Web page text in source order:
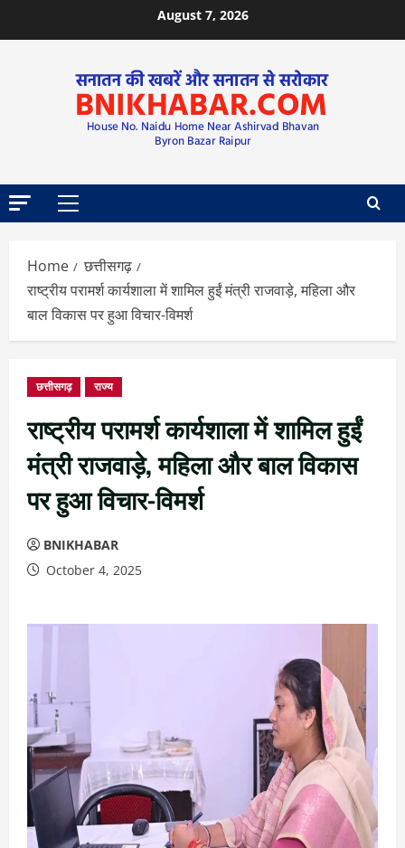
August 7, 2026
Home
छत्तीसगढ़
राष्ट्रीय परामर्श कार्यशाला में शामिल हुईं मंत्री राजवाड़े, महिला और
बाल विकास पर हुआ विचार-विमर्श
छत्तीसगढ़ राज्य
राष्ट्रीय परामर्श कार्यशाला में शामिल हुईं
मंत्री राजवाड़े, महिला और बाल विकास
पर हुआ विचार-विमर्श
BNIKHABAR
October 4, 2025